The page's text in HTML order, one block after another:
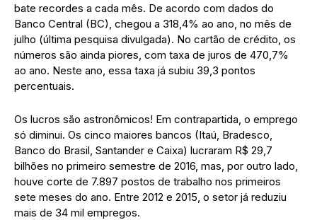
bate recordes a cada mês. De acordo com dados do
Banco Central (BC), chegou a 318,4% ao ano, no mês de
julho (última pesquisa divulgada). No cartão de crédito, os
números são ainda piores, com taxa de juros de 470,7%
ao ano. Neste ano, essa taxa já subiu 39,3 pontos
percentuais.
Os lucros são astronômicos! Em contrapartida, o emprego
só diminui. Os cinco maiores bancos (Itaú, Bradesco,
Banco do Brasil, Santander e Caixa) lucraram R$ 29,7
bilhões no primeiro semestre de 2016, mas, por outro lado,
houve corte de 7.897 postos de trabalho nos primeiros
sete meses do ano. Entre 2012 e 2015, o setor já reduziu
mais de 34 mil empregos.